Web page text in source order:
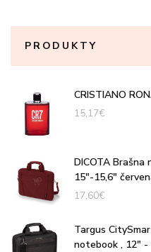
PRODUKTY
CRISTIANO
15,17€
DICOTA Brašna
15"-15,6"
17,60€
Targus
notebook , 12" -